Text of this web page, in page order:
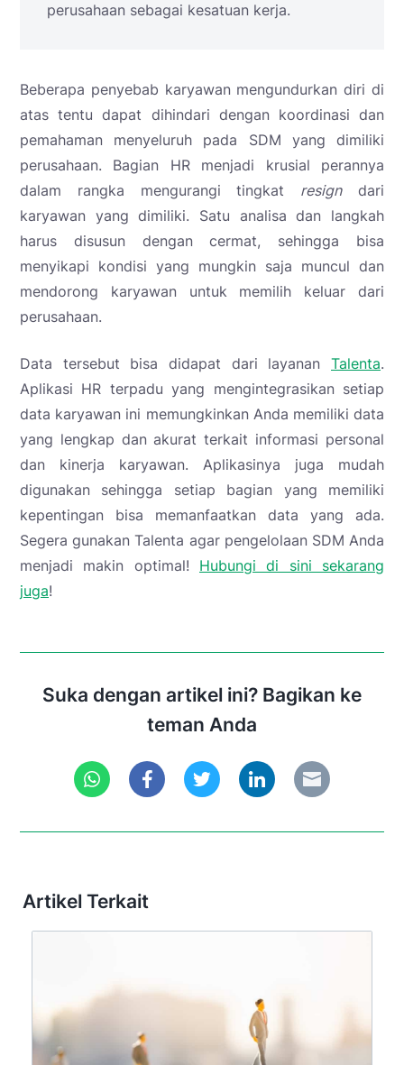
perusahaan sebagai kesatuan kerja.
Beberapa penyebab karyawan mengundurkan diri di
atas tentu dapat dihindari dengan koordinasi dan
pemahaman menyeluruh pada SDM yang dimiliki
perusahaan. Bagian HR menjadi krusial perannya
dalam rangka mengurangi tingkat resigndari
karyawan yang dimiliki. Satu analisa dan langkah
harus disusun dengan cermat, sehingga bisa
menyikapi kondisi yang mungkin saja muncul dan
mendorong karyawan untuk memilih keluar dari
perusahaan.
Data tersebut bisa didapat dari layanan Talenta.
Aplikasi HR terpadu yang mengintegrasikan setiap
data karyawan ini memungkinkan Anda memiliki data
yang lengkap dan akurat terkait informasi personal
dan kinerja karyawan. Aplikasinya juga mudah
digunakan sehingga setiap bagian yang memiliki
kepentingan bisa memanfaatkan data yang ada.
Segera gunakan Talenta agar pengelolaan SDM Anda
menjadi makin optimal! Hubungi di sini sekarang
juga!
Suka dengan artikel ini? Bagikan ke
teman Anda
Artikel Terkait